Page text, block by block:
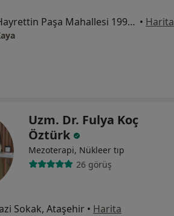
Barbaros Hayrettin Paşa Mahallesi 1993.Sokak 41 No :3, İstanbul • Harita
Uzm. Dr. Fulya Koç
Öztürk
Mezoterapi, Nükleer tıp
26 görüş
Sokak, Ataşehir • Harita